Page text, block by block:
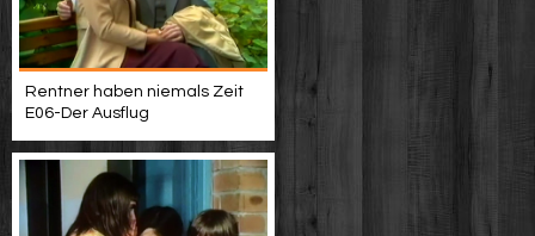
Rentner haben niemals Zeit
E06-Der Ausflug